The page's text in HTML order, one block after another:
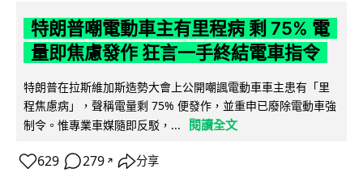
特朗普嘲電動車主有里程病 剩 75% 電
量即焦慮發作 狂言一手終結電車指令
特朗普在拉斯維加斯造勢大會上公開嘲諷電動車車主患有「里
程焦慮病」，聲稱電量剩 75% 便發作，並重申已廢除電動車強
制令。惟專業車媒隨即反駁，...
閱讀全文
629 279 ↗ 分享